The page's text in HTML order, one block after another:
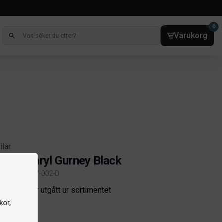
Varukorg
0
Daryl Gurney Black
8104-007-002-D
informationhar utgått ur sortimentet